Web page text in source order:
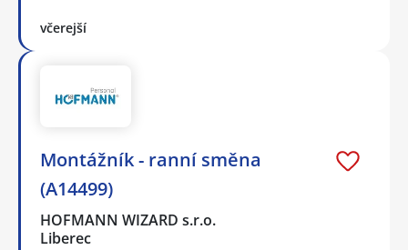
včerejší
Montážník - ranní směna
(A14499)
HOFMANN WIZARD s.r.o.
Liberec